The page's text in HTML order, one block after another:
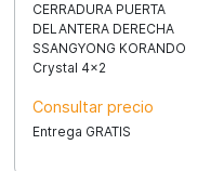
CERRADURA PUERTA
DELANTERA DERECHA
SSANGYONG KORANDO
Crystal 4x2
Consultar precio
Entrega GRATIS